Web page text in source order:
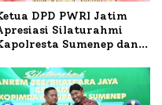
DPD PWRI Jatim
Silaturahmi
Sumenep dan
Polri-Pers